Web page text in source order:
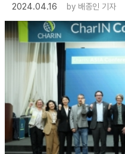
2024.04.16
by 배종인 기자